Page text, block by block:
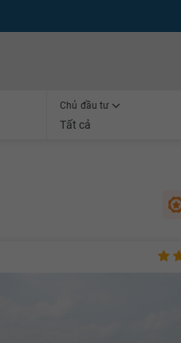
Chủ đầu tư
Tất cả